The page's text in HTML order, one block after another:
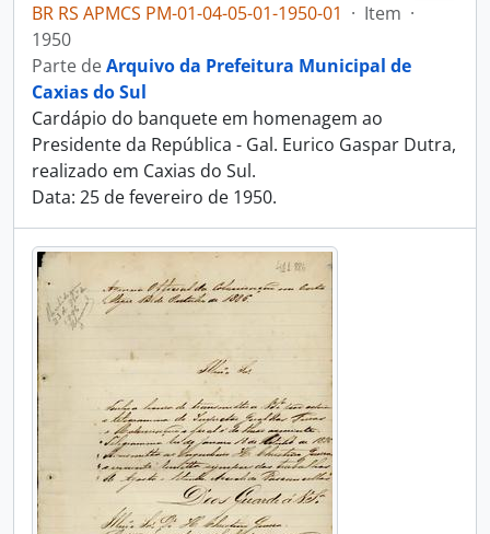
BR RS APMCS PM-01-04-05-01-1950-01 · Item ·
1950
Parte deArquivo da Prefeitura Municipal de
Caxias do Sul
Cardápio do banquete em homenagem ao
Presidente da República - Gal. Eurico Gaspar Dutra,
realizado em Caxias do Sul.
Data: 25 de fevereiro de 1950.